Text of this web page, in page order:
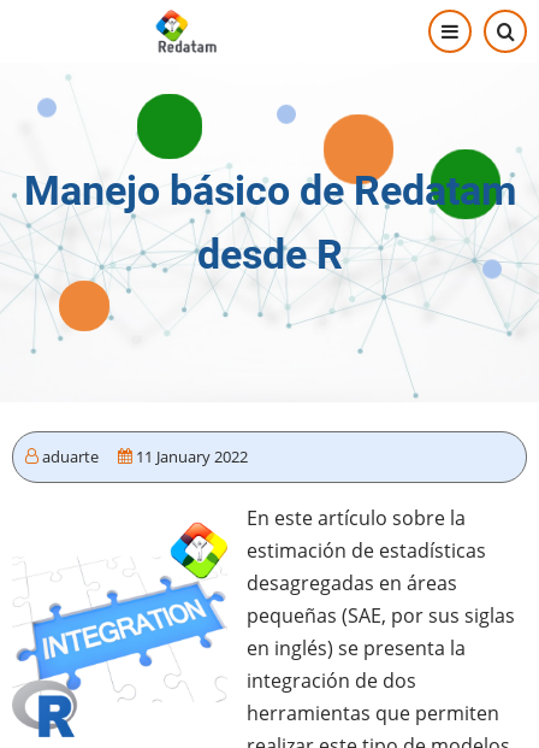
content
Manejo básico de Redatam
desde R
aduarte 11 January 2022
En este artículo sobre la
estimación de estadísticas
desagregadas en áreas
pequeñas (SAE, por sus siglas
en inglés) se presenta la
integración de dos
herramientas que permiten